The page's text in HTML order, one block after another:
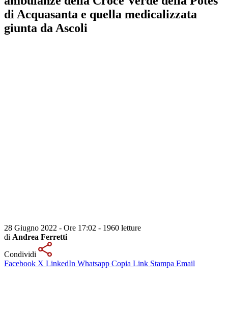
di Acquasanta e quella medicalizzata
giunta da Ascoli
28 Giugno 2022 - Ore 17:02 - 1960 letture
di Andrea Ferretti
Condividi
Facebook X LinkedIn Whatsapp Copia Link Stampa Email